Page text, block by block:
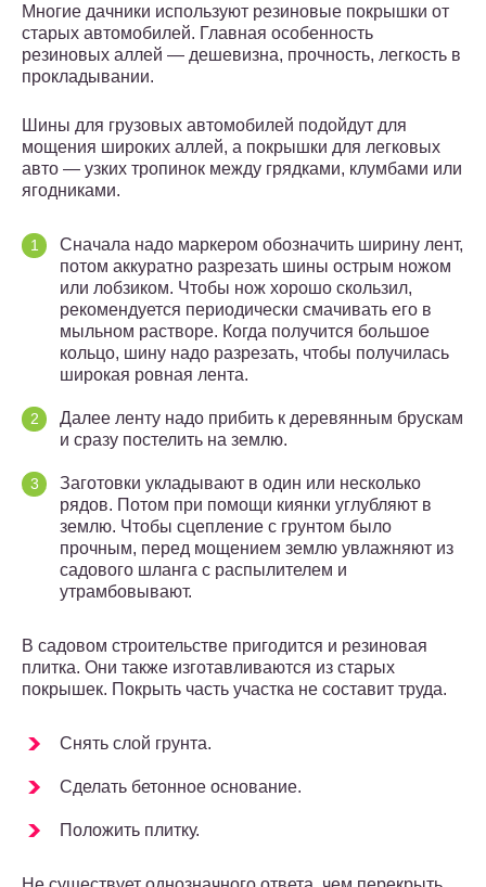
Многие дачники используют резиновые покрышки от
старых автомобилей. Главная особенность
резиновых аллей — дешевизна, прочность, легкость в
прокладывании.
Шины для грузовых автомобилей подойдут для
мощения широких аллей, а покрышки для легковых
авто — узких тропинок между грядками, клумбами или
ягодниками.
Сначала надо маркером обозначить ширину лент,
потом аккуратно разрезать шины острым ножом
или лобзиком. Чтобы нож хорошо скользил,
рекомендуется периодически смачивать его в
мыльном растворе. Когда получится большое
кольцо, шину надо разрезать, чтобы получилась
широкая ровная лента.
Далее ленту надо прибить к деревянным брускам
и сразу постелить на землю.
Заготовки укладывают в один или несколько
рядов. Потом при помощи киянки углубляют в
землю. Чтобы сцепление с грунтом было
прочным, перед мощением землю увлажняют из
садового шланга с распылителем и
утрамбовывают.
В садовом строительстве пригодится и резиновая
плитка. Они также изготавливаются из старых
покрышек. Покрыть часть участка не составит труда.
Снять слой грунта.
Сделать бетонное основание.
Положить плитку.